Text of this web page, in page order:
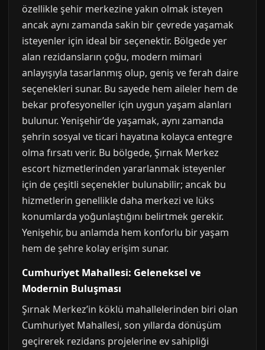
özellikle şehir merkezine yakın olmak isteyen
ancak aynı zamanda sakin bir çevrede yaşamak
isteyenler için ideal bir seçenektir. Bölgede yer
alan rezidansların çoğu, modern mimari
anlayışıyla tasarlanmış olup, geniş ve ferah daire
seçenekleri sunar. Bu sayede hem aileler hem de
bekar profesyoneller için uygun yaşam alanları
bulunur. Yenişehir’de yaşamak, aynı zamanda
şehrin sosyal ve ticari hayatına kolayca entegre
olma fırsatı verir. Bu bölgede, Şırnak Merkez
escort hizmetlerinden yararlanmak isteyenler
için de çeşitli seçenekler bulunabilir; ancak bu
hizmetlerin genellikle daha merkezi ve lüks
konumlarda yoğunlaştığını belirtmek gerekir.
Yenişehir, bu anlamda hem konforlu bir yaşam
hem de şehre kolay erişim sunar.
Cumhuriyet Mahallesi: Geleneksel ve
Modernin Buluşması
Şırnak Merkez’in köklü mahallelerinden biri olan
Cumhuriyet Mahallesi, son yıllarda dönüşüm
geçirerek rezidans projelerine ev sahipliği